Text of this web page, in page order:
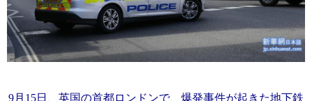
9月15日、英国の首都ロンドンで、爆発事件が起きた地下鉄